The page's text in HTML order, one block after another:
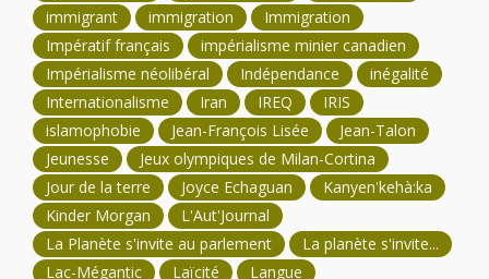
immigrant
immigration
Immigration
Impératif français
impérialisme minier canadien
Impérialisme néolibéral
Indépendance
inégalité
Internationalisme
Iran IREQ
IRIS
islamophobie
Jean-François Lisée
Jean-Talon
Jeunesse
Jeux olympiques de Milan-Cortina
Jour de la terre
Joyce Echaguan
Kanyen'kehà:ka
Kinder Morgan
L'Aut'Journal
La Planète s'invite au parlement
La planète s'invite...
Lac-Mégantic
Laïcité
Langue